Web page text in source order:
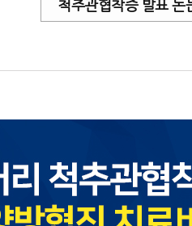
척추관협착증 발표